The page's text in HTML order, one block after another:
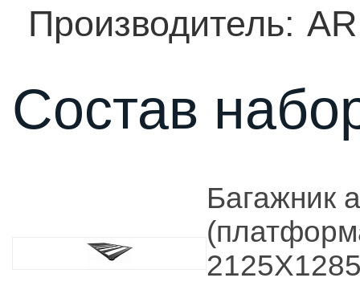
Производитель:
Состав
Багажник